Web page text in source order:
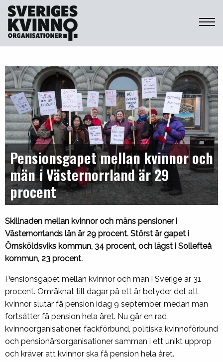
Sveriges Kvinnoorganisationer
Pensionsgapet mellan kvinnor och
män i Västernorrland är 29
procent
Skillnaden mellan kvinnor och mäns pensioner i
Västernorrlands län är 29 procent. Störst är gapet i
Örnsköldsviks kommun, 34 procent, och lägst i Sollefteå
kommun, 23 procent.
Pensionsgapet mellan kvinnor och män i Sverige är 31
procent. Omräknat till dagar på ett år betyder det att
kvinnor slutar få pension idag 9 september, medan män
fortsätter få pension hela året. Nu går en rad
kvinnoorganisationer, fackförbund, politiska kvinnoförbund
och pensionärsorganisationer samman i ett unikt upprop
och kräver att kvinnor ska få pension hela året.